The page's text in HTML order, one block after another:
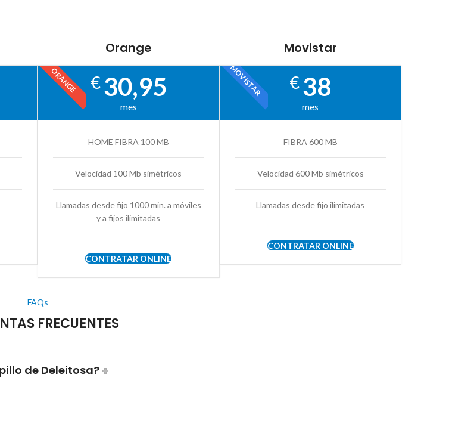
Orange
ORANGE €30,95
mes
HOME FIBRA 100 MB
Velocidad 100 Mb simétricos
Llamadas desde fijo 1000 min. a móviles
y a fijos ilimitadas
CONTRATAR ONLINE
Movistar
MOVISTAR €38
mes
FIBRA 600 MB
Velocidad 600 Mb simétricos
Llamadas desde fijo ilimitadas
CONTRATAR ONLINE
FAQs
FRECUENTES
de Deleitosa?